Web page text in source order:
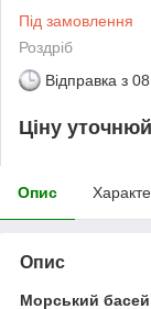
Під замовлення
Роздріб
Відправка з
Ціну
Опис
Опис
Морський